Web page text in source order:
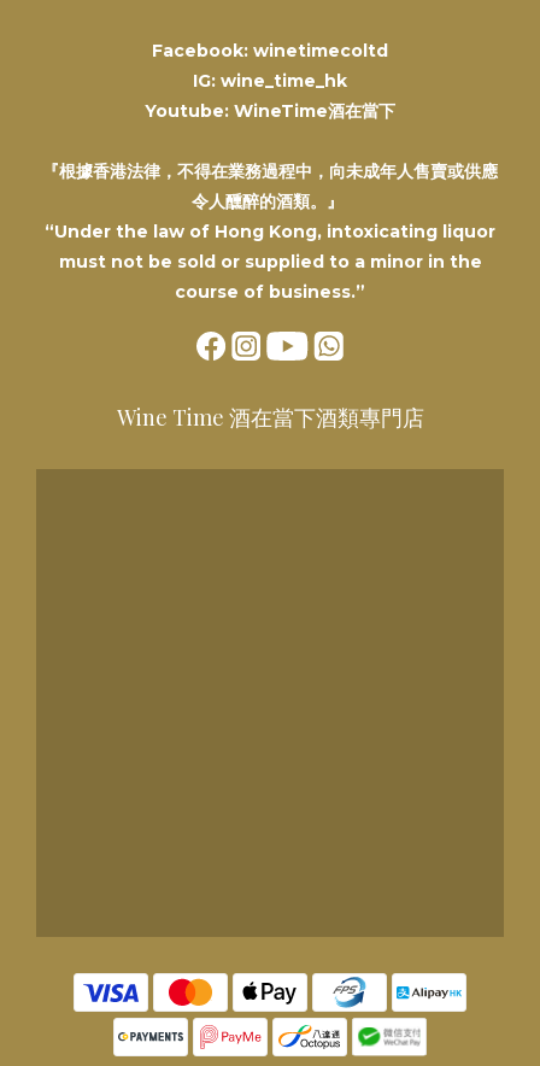
Facebook: winetimecoltd
IG: wine_time_hk
Youtube: WineTime酒在當下
『根據香港法律，不得在業務過程中，向未成年人售賣或供應
令人醺醉的酒類。』
“Under the law of Hong Kong, intoxicating liquor
must not be sold or supplied to a minor in the
course of business.”
Wine Time 酒在當下酒類專門店